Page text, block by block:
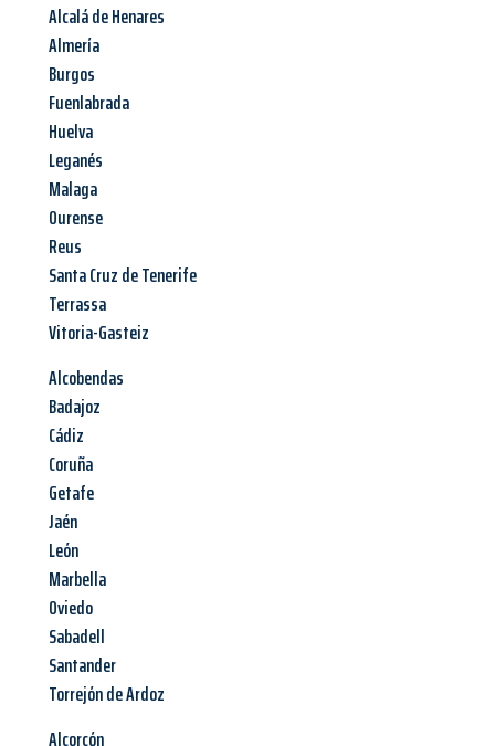
Alcalá de Henares
Almería
Burgos
Fuenlabrada
Huelva
Leganés
Malaga
Ourense
Reus
Santa Cruz de Tenerife
Terrassa
Vitoria-Gasteiz
Alcobendas
Badajoz
Cádiz
Coruña
Getafe
Jaén
León
Marbella
Oviedo
Sabadell
Santander
Torrejón de Ardoz
Alcorcón